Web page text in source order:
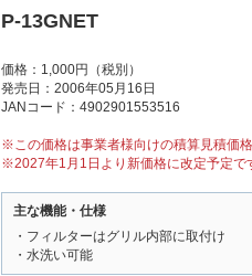
P-13GNET
価格：1,000円（税別）
発売日：2006年05月16日
JANコード：4902901553516
※この価格は事業者様向けの積算見積価
※2027年1月1日より新価格に改定予定で
主な機能・仕様
・フィルターはグリル内部に取付け
・水洗い可能